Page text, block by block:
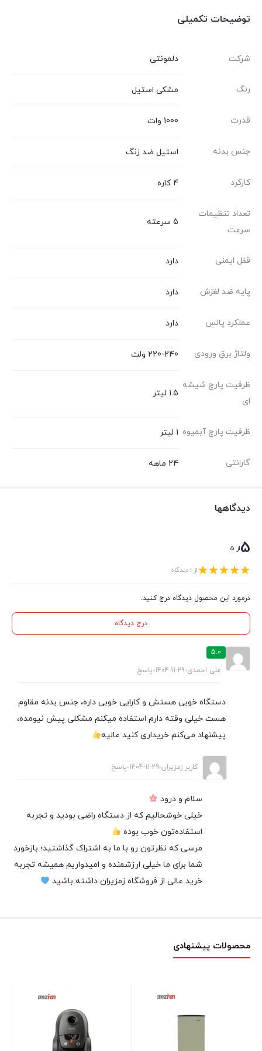
توضیحات تکمیلی
شرکت دلمونتی
رنگ مشکی استیل
قدرت 1000 وات
جنس بدنه استیل ضد زنگ
کارکرد 4 کاره
تعداد تنظیمات
سرعت
5 سرعته
قفل ایمنی دارد
پایه ضد لغزش دارد
عملکرد پالس دارد
ولتاژ برق ورودی 220-240 ولت
ظرفیت پارچ شیشه
ای
1.5 لیتر
ظرفیت پارچ آبمیوه 1 لیتر
گارانتی 24 ماهه
دیدگاهها
5از 5
از 1 دیدگاه
درمورد این محصول دیدگاه درج کنید.
درج دیدگاه
5.0
علی احمدی 1404-11-29 پاسخ
دستگاه خوبی هستش و کارایی خوبی داره، جنس بدنه مقاوم
هست خیلی وقته دارم استفاده میکنم مشکلی پیش نیومده،
پیشنهاد می‌کنم خریداری کنید عالیه
کاربر زمزیران 1404-11-29 پاسخ
سلام و درود
خیلی خوشحالیم که از دستگاه راضی بودید و تجربه
استفاده‌تون خوب بوده
مرسی که نظرتون رو با ما به اشتراک گذاشتید؛ بازخورد
شما برای ما خیلی ارزشمنده و امیدواریم همیشه تجربه
خرید عالی از فروشگاه زمزیران داشته باشید
محصولات پیشنهادی